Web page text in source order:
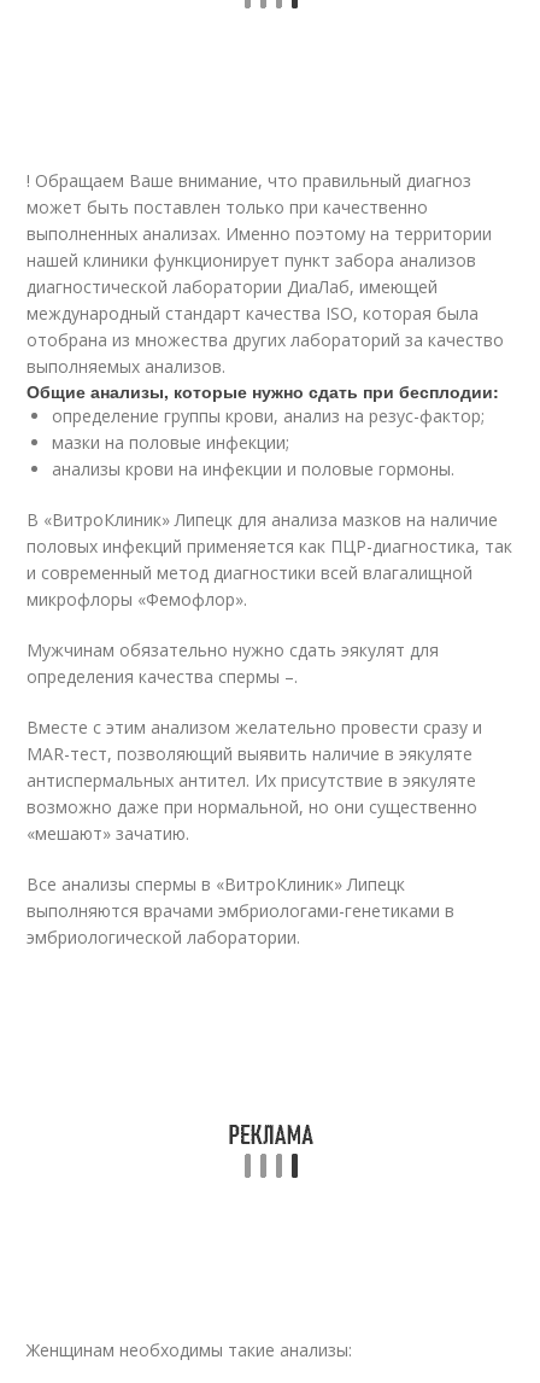
! Обращаем Ваше внимание, что правильный диагноз
может быть поставлен только при качественно
выполненных анализах. Именно поэтому на территории
нашей клиники функционирует пункт забора анализов
диагностической лаборатории ДиаЛаб, имеющей
международный стандарт качества ISO, которая была
отобрана из множества других лабораторий за качество
выполняемых анализов.
Общие анализы, которые нужно сдать при бесплодии:
определение группы крови, анализ на резус-фактор;
мазки на половые инфекции;
анализы крови на инфекции и половые гормоны.
В «ВитроКлиник» Липецк для анализа мазков на наличие
половых инфекций применяется как ПЦР-диагностика, так
и современный метод диагностики всей влагалищной
микрофлоры «Фемофлор».
Мужчинам обязательно нужно сдать эякулят для
определения качества спермы –.
Вместе с этим анализом желательно провести сразу и
МАR-тест, позволяющий выявить наличие в эякуляте
антиспермальных антител. Их присутствие в эякуляте
возможно даже при нормальной, но они существенно
«мешают» зачатию.
Все анализы спермы в «ВитроКлиник» Липецк
выполняются врачами эмбриологами-генетиками в
эмбриологической лаборатории.
Женщинам необходимы такие анализы: